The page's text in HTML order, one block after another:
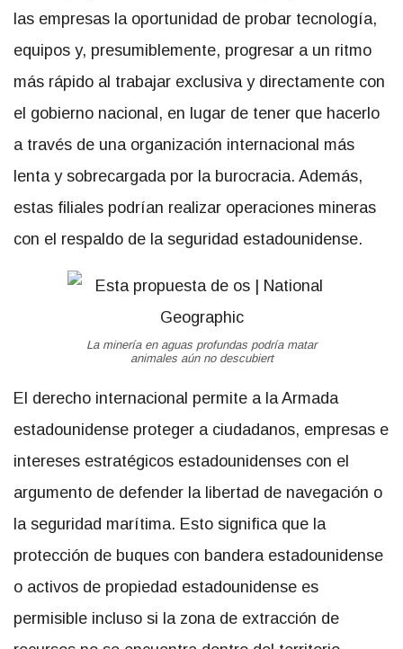
las empresas la oportunidad de probar tecnología,
equipos y, presumiblemente, progresar a un ritmo
más rápido al trabajar exclusiva y directamente con
el gobierno nacional, en lugar de tener que hacerlo
a través de una organización internacional más
lenta y sobrecargada por la burocracia. Además,
estas filiales podrían realizar operaciones mineras
con el respaldo de la seguridad estadounidense.
La minería en aguas profundas podría matar
animales aún no descubiert
El derecho internacional permite a la Armada
estadounidense proteger a ciudadanos, empresas e
intereses estratégicos estadounidenses con el
argumento de defender la libertad de navegación o
la seguridad marítima. Esto significa que la
protección de buques con bandera estadounidense
o activos de propiedad estadounidense es
permisible incluso si la zona de extracción de